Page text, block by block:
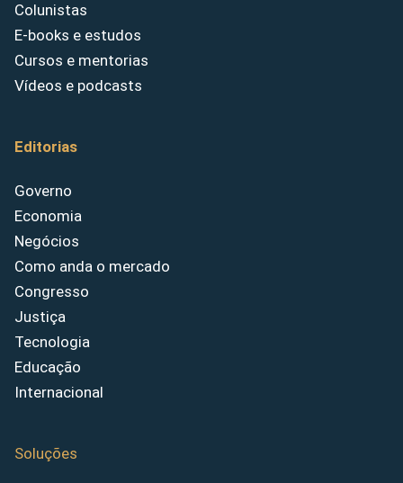
Colunistas
E-books e estudos
Cursos e mentorias
Vídeos e podcasts
Editorias
Governo
Economia
Negócios
Como anda o mercado
Congresso
Justiça
Tecnologia
Educação
Internacional
Soluções